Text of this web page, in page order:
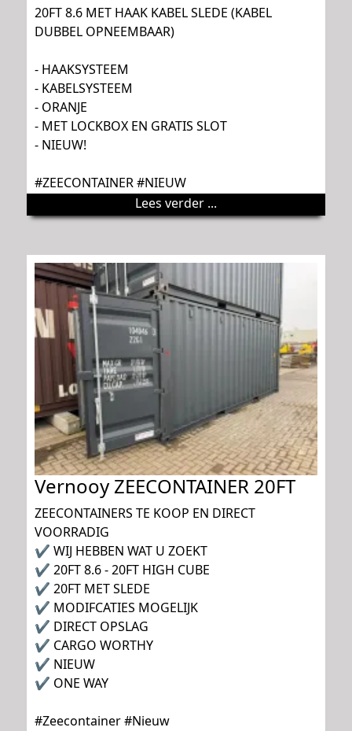
20FT 8.6 MET HAAK KABEL SLEDE (KABEL
DUBBEL OPNEEMBAAR)
- HAAKSYSTEEM
- KABELSYSTEEM
- ORANJE
- MET LOCKBOX EN GRATIS SLOT
- NIEUW!
#ZEECONTAINER #NIEUW
Lees verder ...
Vernooy ZEECONTAINER 20FT
ZEECONTAINERS TE KOOP EN DIRECT
VOORRADIG
✔ WIJ HEBBEN WAT U ZOEKT
✔ 20FT 8.6 - 20FT HIGH CUBE
✔ 20FT MET SLEDE
✔ MODIFCATIES MOGELIJK
✔ DIRECT OPSLAG
✔ CARGO WORTHY
✔ NIEUW
✔ ONE WAY
#Zeecontainer #Nieuw